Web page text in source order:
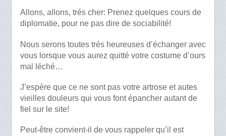
Allons, allons, trés cher: Prenez quelques cours de
diplomatie, pour ne pas dire de sociabilité!
Nous serons toutes trés heureuses d’échanger avec
vous lorsque vous aurez quitté votre costume d’ours
mal léché…
J’espère que ce ne sont pas votre artrose et autes
vieilles douleurs qui vous font épancher autant de
fiel sur le site!
Peut-être convient-il de vous rappeler qu’il est